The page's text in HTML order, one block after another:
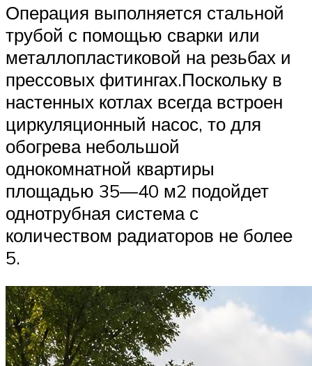
Операция выполняется стальной
трубой с помощью сварки или
металлопластиковой на резьбах и
прессовых фитингах.Поскольку в
настенных котлах всегда встроен
циркуляционный насос, то для
обогрева небольшой
однокомнатной квартиры
площадью 35—40 м2 подойдет
однотрубная система с
количеством радиаторов не более
5.